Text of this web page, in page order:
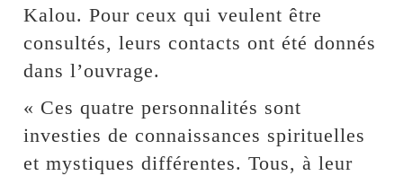
Kalou. Pour ceux qui veulent être
consultés, leurs contacts ont été donnés
dans l’ouvrage.
« Ces quatre personnalités sont
investies de connaissances spirituelles
et mystiques différentes. Tous, à leur